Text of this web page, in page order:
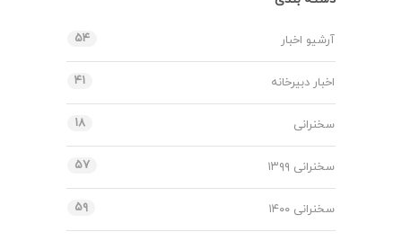
آرشیو اخبار ۵۴
اخبار دبیرخانه ۴۱
سخنرانی ۱۸
سخنرانی ۱۳۹۹ ۵۷
سخنرانی ۱۴۰۰ ۵۹